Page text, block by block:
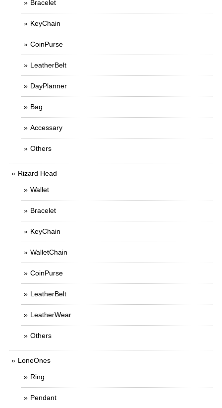
Bracelet
KeyChain
CoinPurse
LeatherBelt
DayPlanner
Bag
Accessary
Others
Rizard Head
Wallet
Bracelet
KeyChain
WalletChain
CoinPurse
LeatherBelt
LeatherWear
Others
LoneOnes
Ring
Pendant